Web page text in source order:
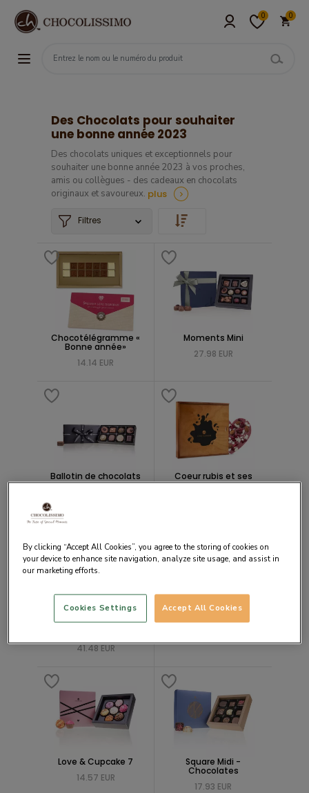
0 0
Des Chocolats pour souhaiter
une bonne année 2023
Des chocolats uniques et exceptionnels pour
souhaiter une bonne année 2023 à vos proches,
amis ou collègues - des cadeaux en chocolats
originaux et savoureux. plus
Filtres
Chocotélégramme «
Bonne année»
14.14 EUR
Moments Mini
27.98 EUR
Ballotin de chocolats
Black XL
Coeur rubis et ses
amandes craquantes
Moments Midi -
Chocolats et
41.48 EUR
Chocolat noir à la
rhubarbe
Love & Cupcake 7
14.57 EUR
Square Midi -
Chocolates
17.93 EUR
By clicking “Accept All Cookies”, you agree to the storing of cookies on
your device to enhance site navigation, analyze site usage, and assist in
our marketing efforts.
Accept All Cookies
Cookies Settings